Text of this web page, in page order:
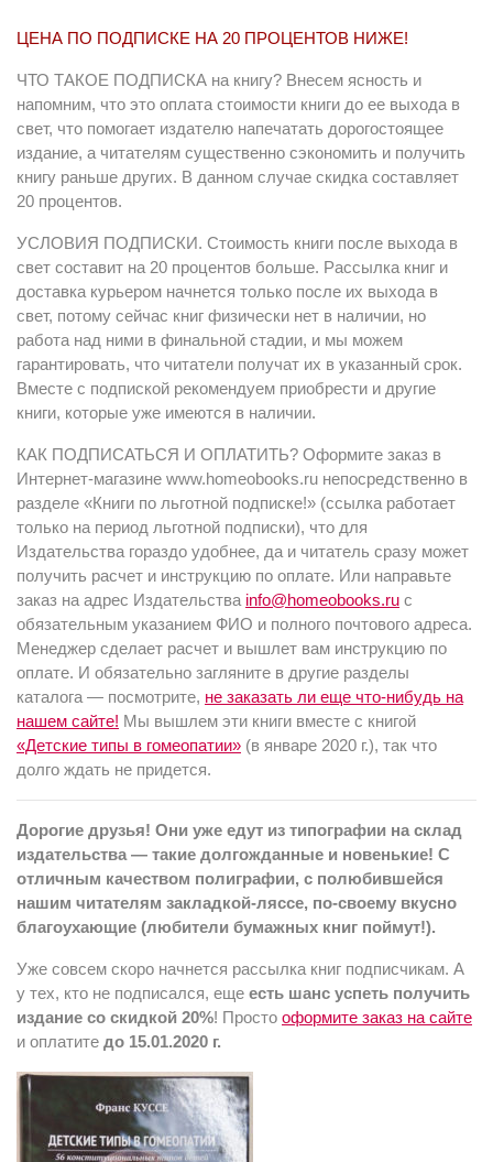
ЦЕНА ПО ПОДПИСКЕ НА 20 ПРОЦЕНТОВ НИЖЕ!
ЧТО ТАКОЕ ПОДПИСКА на книгу? Внесем ясность и
напомним, что это оплата стоимости книги до ее выхода в
свет, что помогает издателю напечатать дорогостоящее
издание, а читателям существенно сэкономить и получить
книгу раньше других. В данном случае скидка составляет
20 процентов.
УСЛОВИЯ ПОДПИСКИ. Стоимость книги после выхода в
свет составит на 20 процентов больше. Рассылка книг и
доставка курьером начнется только после их выхода в
свет, потому сейчас книг физически нет в наличии, но
работа над ними в финальной стадии, и мы можем
гарантировать, что читатели получат их в указанный срок.
Вместе с подпиской рекомендуем приобрести и другие
книги, которые уже имеются в наличии.
КАК ПОДПИСАТЬСЯ И ОПЛАТИТЬ? Оформите заказ в
Интернет-магазине www.homeobooks.ru непосредственно в
разделе «Книги по льготной подписке!» (ссылка работает
только на период льготной подписки), что для
Издательства гораздо удобнее, да и читатель сразу может
получить расчет и инструкцию по оплате. Или направьте
заказ на адрес Издательства info@homeobooks.ru с
обязательным указанием ФИО и полного почтового адреса.
Менеджер сделает расчет и вышлет вам инструкцию по
оплате. И обязательно загляните в другие разделы
каталога — посмотрите, не заказать ли еще что-нибудь на
нашем сайте! Мы вышлем эти книги вместе с книгой
«Детские типы в гомеопатии» (в январе 2020 г.), так что
долго ждать не придется.
Дорогие друзья! Они уже едут из типографии на склад
издательства — такие долгожданные и новенькие! С
отличным качеством полиграфии, с полюбившейся
нашим читателям закладкой-ляссе, по-своему вкусно
благоухающие (любители бумажных книг поймут!).
Уже совсем скоро начнется рассылка книг подписчикам. А
у тех, кто не подписался, еще есть шанс успеть получить
издание со скидкой 20%! Просто оформите заказ на сайте
и оплатите до 15.01.2020 г.